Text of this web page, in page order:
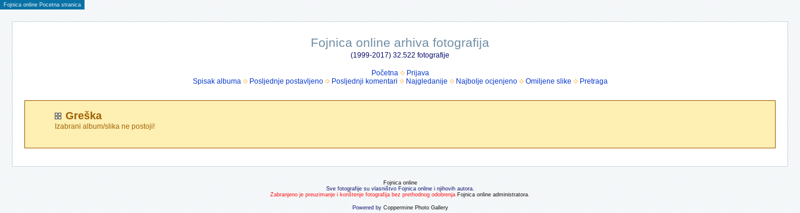
Fojnica online Pocetna stranica
Fojnica online arhiva fotografija
(1999-2017) 32.522 fotografije
Početna
Prijava
Spisak albuma
Posljednje postavljeno Posljednji komentari Najgledanije Najbolje ocjenjeno Omiljene slike Pretraga
Greška
Izabrani album/slika ne postoji!
Fojnica online
Sve fotografije su vlasništvo Fojnica online i njihovih autora.
Zabranjeno je preuzimanje i korištenje fotografija bez prethodnog odobrenja Fojnica online administratora.
Powered by Coppermine Photo Gallery